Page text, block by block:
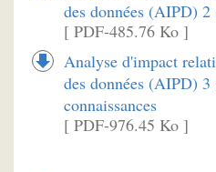
des données (AIPD) 2
[ PDF-485.76 Ko ]
Analyse d'impact
des données (AIPD) 3
connaissances
[ PDF-976.45 Ko ]